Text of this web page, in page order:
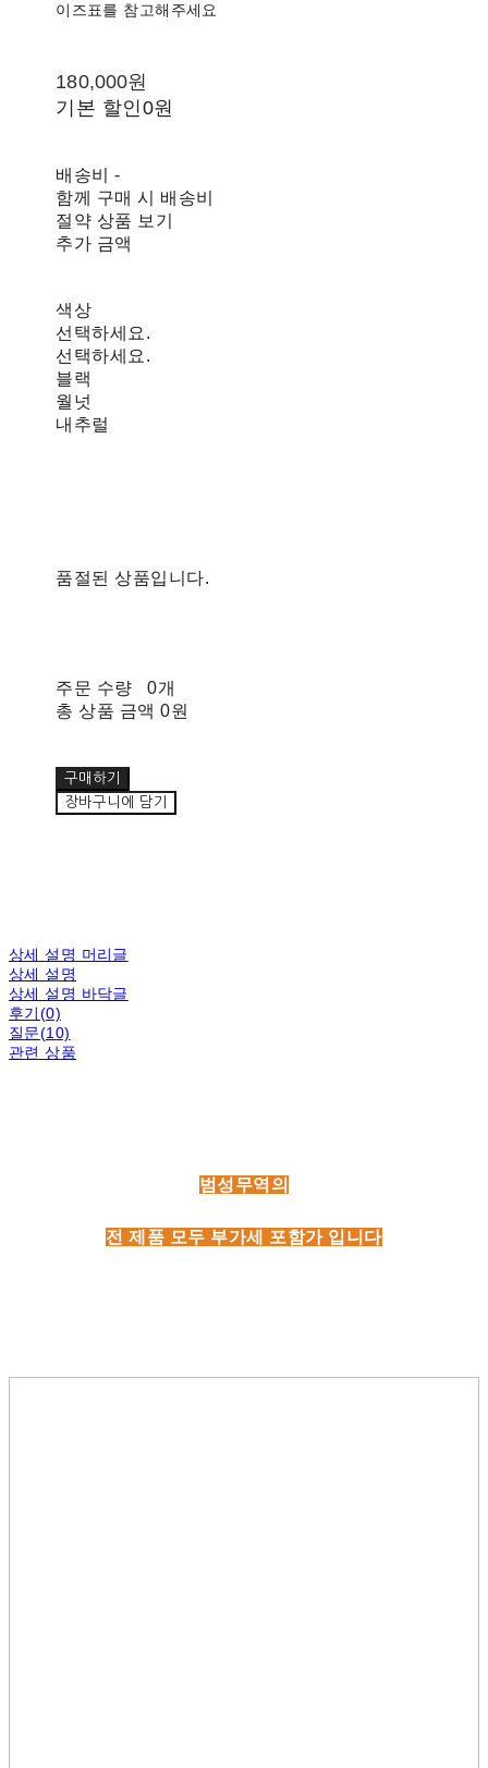
이즈표를 참고해주세요
180,000원
기본 할인0원
배송비-
함께 구매 시 배송비
절약 상품 보기
추가 금액
색상
선택하세요.
선택하세요.
블랙
월넛
내추럴
품절된 상품입니다.
주문 수량
0개
총 상품 금액 0원
구매하기
장바구니에 담기
상세 설명 머리글
상세 설명
상세 설명 바닥글
후기(0)
질문(10)
관련 상품
범성무역의
전 제품 모두 부가세 포함가 입니다